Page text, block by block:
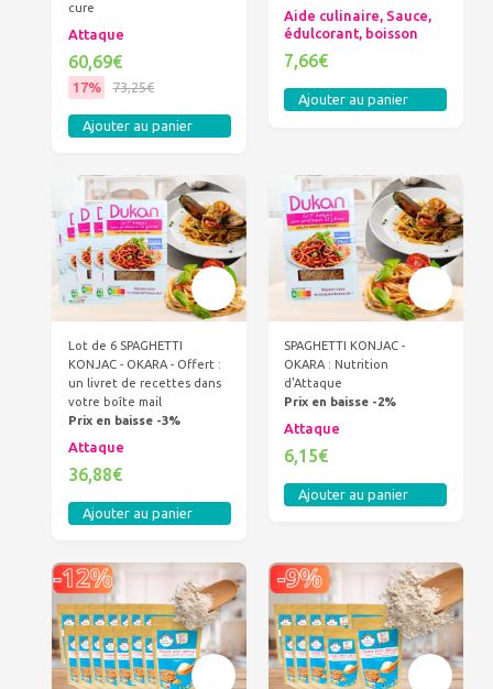
cure
Attaque
60,69€
17% 73,25€
Ajouter au panier
Aide culinaire, Sauce,
édulcorant, boisson
7,66€
Ajouter au panier
Lot de 6 SPAGHETTI
KONJAC - OKARA - Offert :
un livret de recettes dans
votre boîte mail
Prix en baisse -3%
Attaque
36,88€
Ajouter au panier
SPAGHETTI KONJAC -
OKARA : Nutrition
d'Attaque
Prix en baisse -2%
Attaque
6,15€
Ajouter au panier